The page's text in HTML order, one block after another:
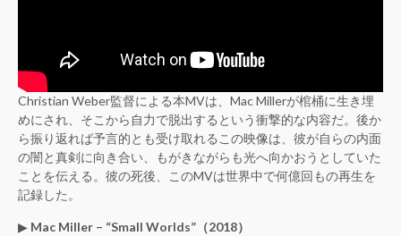
Christian Weber監督による本MVは、Mac Millerが棺桶に生き埋
めにされ、そこから自力で脱出するという衝撃的な内容だ。後か
ら振り返れば予言的とも受け取れるこの映像は、彼が自らの内面
の闇と真剣に向き合い、もがきながらも光へ向かおうとしていた
ことを伝える。彼の死後、このMVは世界中で何億回もの再生を
記録した。
▶︎ Mac Miller – “Small Worlds”（2018）